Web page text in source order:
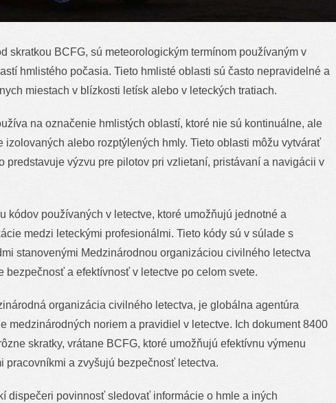
skratkou BCFG, sú meteorologickým termínom používaným v
hmlistého počasia. Tieto hmlisté oblasti sú často nepravidelné a
miestach v blízkosti letísk alebo v leteckých tratiach.
na označenie hmlistých oblastí, ktoré nie sú kontinuálne, ale
izolovaných alebo rozptýlených hmly. Tieto oblasti môžu vytvárať
predstavuje výzvu pre pilotov pri vzlietaní, pristávaní a navigácii v
kódov používaných v letectve, ktoré umožňujú jednotné a
medzi leteckými profesionálmi. Tieto kódy sú v súlade s
stanovenými Medzinárodnou organizáciou civilného letectva
bezpečnosť a efektívnosť v letectve po celom svete.
organizácia civilného letectva, je globálna agentúra
medzinárodných noriem a pravidiel v letectve. Ich dokument 8400
skratky, vrátane BCFG, ktoré umožňujú efektívnu výmenu
pracovníkmi a zvyšujú bezpečnosť letectva.
dispečeri povinnosť sledovať informácie o hmle a iných